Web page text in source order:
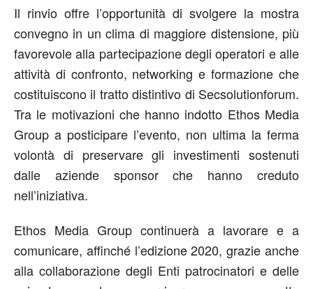
Il rinvio offre l’opportunità di svolgere la mostra
convegno in un clima di maggiore distensione, più
favorevole alla partecipazione degli operatori e alle
attività di confronto, networking e formazione che
costituiscono il tratto distintivo di Secsolutionforum.
Tra le motivazioni che hanno indotto Ethos Media
Group a posticipare l’evento, non ultima la ferma
volontà di preservare gli investimenti sostenuti
dalle aziende sponsor che hanno creduto
nell’iniziativa.
Ethos Media Group continuerà a lavorare e a
comunicare, affinché l’edizione 2020, grazie anche
alla collaborazione degli Enti patrocinatori e delle